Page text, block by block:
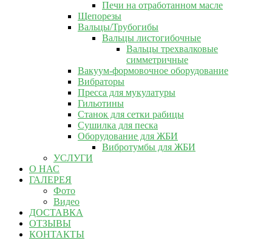
Печи на отработанном масле
Щепорезы
Вальцы/Трубогибы
Вальцы листогибочные
Вальцы трехвалковые
симметричные
Вакуум-формовочное оборудование
Вибраторы
Пресса для мукулатуры
Гильотины
Станок для сетки рабицы
Сушилка для песка
Оборудование для ЖБИ
Вибротумбы для ЖБИ
УСЛУГИ
О НАС
ГАЛЕРЕЯ
Фото
Видео
ДОСТАВКА
ОТЗЫВЫ
КОНТАКТЫ